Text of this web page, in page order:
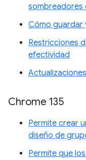
sombreadores
Cómo guardar
Restricciones
efectividad
Chrome 135
Permite crear
diseño de
Permite que